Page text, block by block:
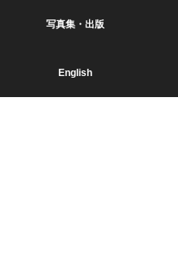
写真集・出版
English